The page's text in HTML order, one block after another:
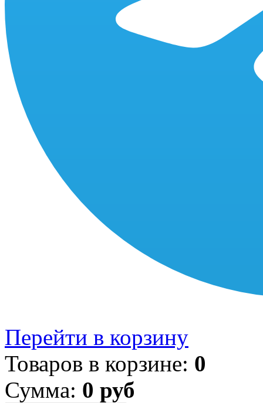
Перейти в корзину
Товаров в корзине: 0
Сумма: 0 руб